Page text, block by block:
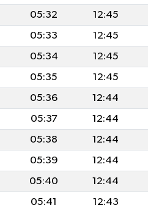
05:32 12:45
05:33 12:45
05:34 12:45
05:35 12:45
05:36 12:44
05:37 12:44
05:38 12:44
05:39 12:44
05:40 12:44
05:41 12:43